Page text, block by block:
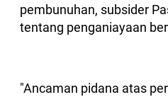
pembunuhan, subsider
tentang penganiayaan
"Ancaman pidana atas